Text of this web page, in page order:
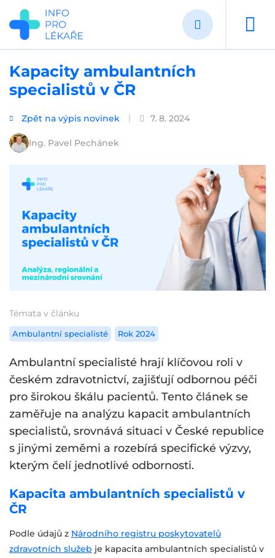
Přejít
hlavnímu
obsahu
Kapacity ambulantních
specialistů v ČR
Zpět na výpis novinek 7. 8. 2024
Ing. Pavel Pechánek
Témata v článku
Ambulantní specialisté Rok 2024
Ambulantní specialisté hrají klíčovou roli v
českém zdravotnictví, zajišťují odbornou péči
pro širokou škálu pacientů. Tento článek se
zaměřuje na analýzu kapacit ambulantních
specialistů, srovnává situaci v České republice
s jinými zeměmi a rozebírá specifické výzvy,
kterým čelí jednotlivé odbornosti.
Kapacita ambulantních specialistů v
ČR
Podle údajů z Národního registru poskytovatelů
zdravotních služeb je kapacita ambulantních specialistů v